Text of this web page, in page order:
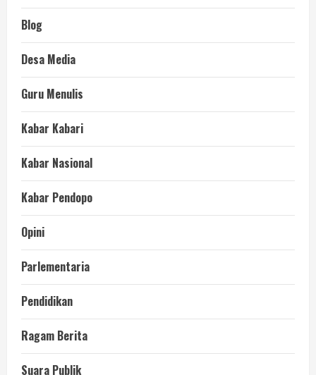
Blog
Desa Media
Guru Menulis
Kabar Kabari
Kabar Nasional
Kabar Pendopo
Opini
Parlementaria
Pendidikan
Ragam Berita
Suara Publik